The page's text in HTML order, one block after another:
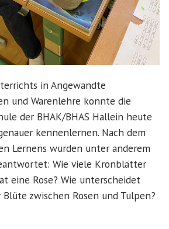
in Angewandte
und Warenlehre konnte die
der BHAK/BHAS Hallein heute
kennenlernen. Nach dem
Lernens wurden unter anderem
Wie viele Kronblätter
eine Rose? Wie unterscheidet
zwischen Rosen und Tulpen?